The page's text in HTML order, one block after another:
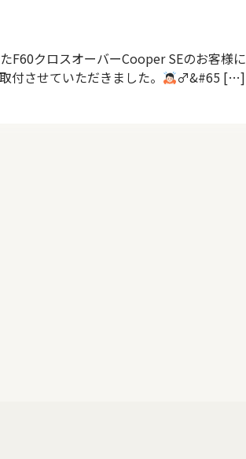
F60クロスオーバーCooper SEのお客様に
させていただきました。
‍♂&#65 […]